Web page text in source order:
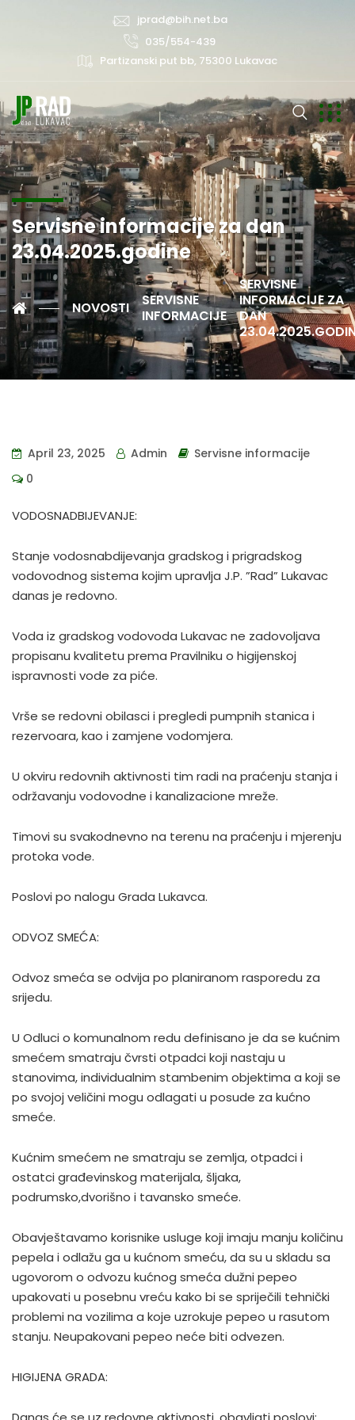
jprad@bih.net.ba
035/554-439
Partizanski put bb, 75300 Lukavac
Servisne informacije za dan
23.04.2025.godine
NOVOSTI
SERVISNE
INFORMACIJE
SERVISNE
INFORMACIJE ZA
DAN
April 23, 2025 Admin
Servisne informacije
0
VODOSNADBIJEVANJE:
Stanje vodosnabdijevanja gradskog i prigradskog
vodovodnog sistema kojim upravlja J.P. ”Rad” Lukavac
danas je redovno.
Voda iz gradskog vodovoda Lukavac ne zadovoljava
propisanu kvalitetu prema Pravilniku o higijenskoj
ispravnosti vode za piće.
Vrše se redovni obilasci i pregledi pumpnih stanica i
rezervoara, kao i zamjene vodomjera.
U okviru redovnih aktivnosti tim radi na praćenju stanja i
održavanju vodovodne i kanalizacione mreže.
Timovi su svakodnevno na terenu na praćenju i mjerenju
protoka vode.
Poslovi po nalogu Grada Lukavca.
ODVOZ SMEĆA:
Odvoz smeća se odvija po planiranom rasporedu za
srijedu.
U Odluci o komunalnom redu definisano je da se kućnim
smećem smatraju čvrsti otpadci koji nastaju u
stanovima, individualnim stambenim objektima a koji se
po svojoj veličini mogu odlagati u posude za kućno
smeće.
Kućnim smećem ne smatraju se zemlja, otpadci i
ostatci građevinskog materijala, šljaka,
podrumsko,dvorišno i tavansko smeće.
Obavještavamo korisnike usluge koji imaju manju količinu
pepela i odlažu ga u kućnom smeću, da su u skladu sa
ugovorom o odvozu kućnog smeća dužni pepeo
upakovati u posebnu vreću kako bi se spriječili tehnički
problemi na vozilima a koje uzrokuje pepeo u rasutom
stanju. Neupakovani pepeo neće biti odvezen.
HIGIJENA GRADA: